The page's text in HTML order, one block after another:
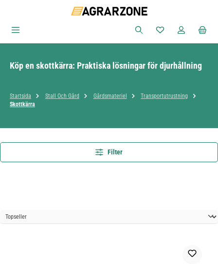
Du har 0 objekt i
Köp en skottkärra: Praktiska lösningar för djurhållning
Startsida Stall Och Gård Gårdsmateriel
Transportutrustning
Skottkärra
Filter